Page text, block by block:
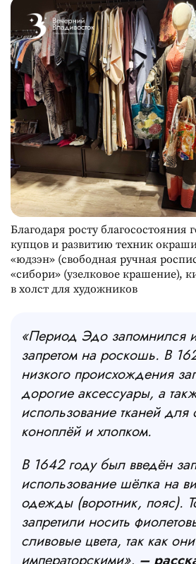
Благодаря росту благосостояния
купцов и развитию техник
«юдзэн» (свободная ручная
«сибори» (узелковое крашение),
в холст для художников
«Период Эдо запомнился
запретом на роскошь. В
низкого происхождения
дорогие аксессуары, а
использование тканей
коноплёй и хлопком.
В 1642 году был введён
использование шёлка на
одежды (воротник, пояс).
запретили носить
сливовые цвета, так как